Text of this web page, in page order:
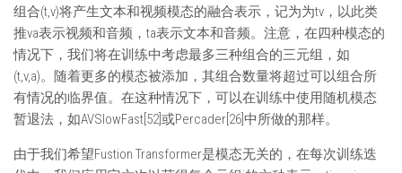
组合(t,v)将产生文本和视频模态的融合表示，记为为tv，以此类
推va表示视频和音频，ta表示文本和音频。注意，在四种模态的
情况下，我们将在训练中考虑最多三种组合的三元组，如
(t,v,a)。随着更多的模态被添加，其组合数量将超过可以组合所
有情况的临界值。在这种情况下，可以在训练中使用随机模态
暂退法，如AVSlowFast[52]或Percader[26]中所做的那样。
由于我们希望Fustion Transformer是模态无关的，在每次训练迭